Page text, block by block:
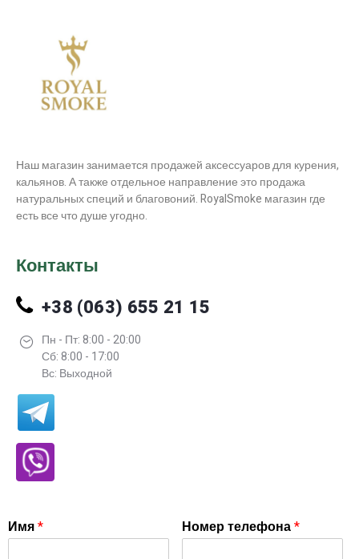
Наш магазин занимается продажей аксессуаров для курения,
кальянов. А также отдельное направление это продажа
натуральных специй и благовоний. RoyalSmoke магазин где
есть все что душе угодно.
Контакты
+38 (063) 655 21 15
Пн - Пт: 8:00 - 20:00
Сб: 8:00 - 17:00
Вс: Выходной
Имя* Номер телефона*